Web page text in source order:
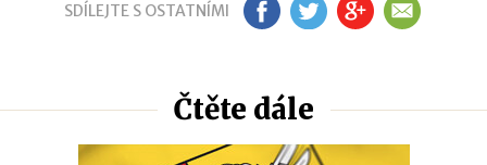
SDÍLEJTE S OSTATNÍMI FB TW GP EM
Čtěte dále